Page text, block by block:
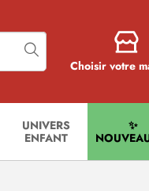
Choisir votre
UNIVERS
ENFANT
✨